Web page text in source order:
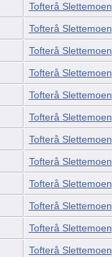
Tofterå Slettemoen
Tofterå Slettemoen
Tofterå Slettemoen
Tofterå Slettemoen
Tofterå Slettemoen
Tofterå Slettemoen
Tofterå Slettemoen
Tofterå Slettemoen
Tofterå Slettemoen
Tofterå Slettemoen
Tofterå Slettemoen
Tofterå Slettemoen